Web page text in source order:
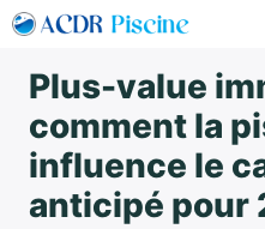
Aller
contenu
Plus-value
comment la
influence le
anticipé pour